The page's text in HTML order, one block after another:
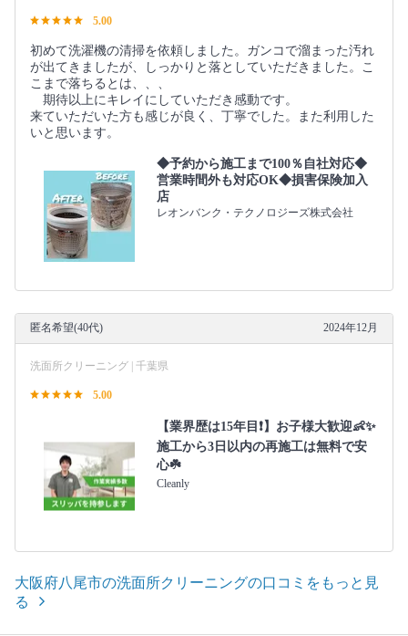
5.00
初めて洗濯機の清掃を依頼しました。ガンコで溜まった汚れ
が出てきましたが、しっかりと落としていただきました。こ
こまで落ちるとは、、、
期待以上にキレイにしていただき感動です。
来ていただいた方も感じが良く、丁寧でした。また利用した
いと思います。
◆予約から施工まで100％自社対応◆
営業時間外も対応OK◆損害保険加入
店
レオンバンク・テクノロジーズ株式会社
匿名希望(40代) 2024年12月
洗面所クリーニング | 千葉県
5.00
【業界歴は15年目❗️】お子様大歓迎👶✨
施工から3日以内の再施工は無料で安
心☘️
Cleanly
大阪府八尾市の洗面所クリーニングの口コミをもっと見
る